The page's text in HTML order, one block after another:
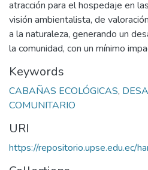
atracción para el hospedaje en
visión ambientalista, de
a la naturaleza, generando un
la comunidad, con un mínimo
Keywords
CABAÑAS ECOLÓGICAS,
COMUNITARIO
URI
https://repositorio.upse.edu.ec/